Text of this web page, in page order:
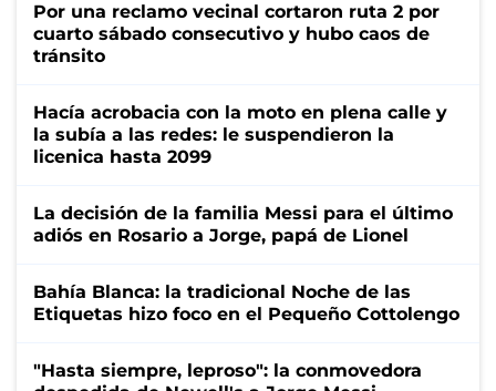
Por una reclamo vecinal cortaron ruta 2 por
cuarto sábado consecutivo y hubo caos de
tránsito
Hacía acrobacia con la moto en plena calle y
la subía a las redes: le suspendieron la
licenica hasta 2099
La decisión de la familia Messi para el último
adiós en Rosario a Jorge, papá de Lionel
Bahía Blanca: la tradicional Noche de las
Etiquetas hizo foco en el Pequeño Cottolengo
"Hasta siempre, leproso": la conmovedora